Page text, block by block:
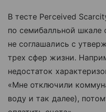
В тесте Perceived
по семибалльной шкале
не соглашались с
трех сфер жизни.
недостаток
«Мне отключили
воду и так далее),